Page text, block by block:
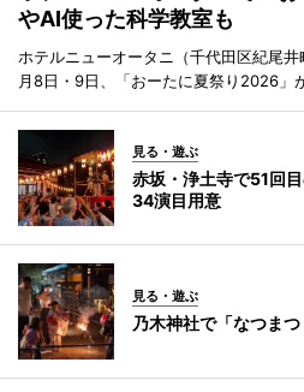
やAI使った科学教室も
ホテルニューオータニ（千代田区紀尾
月8日・9日、「おーたに夏祭り2026」
見る・遊ぶ
赤坂・浄土寺で51回
34演目用意
見る・遊ぶ
乃木神社で「なつま